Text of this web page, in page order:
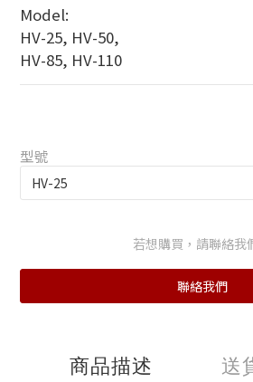
Model:
HV-25, HV-50,
HV-85, HV-110
型號
若想購買，請聯絡我
聯絡我們
商品描述 送